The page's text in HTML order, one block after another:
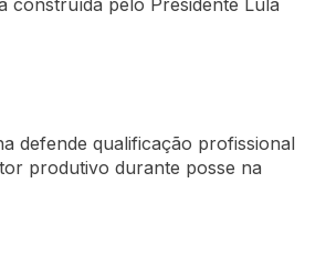
defende qualificação profissional
produtivo durante posse na